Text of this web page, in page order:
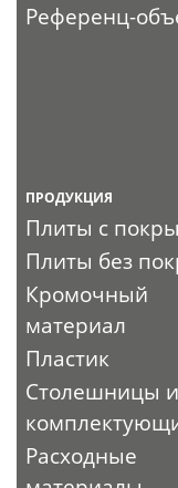
Референц-
ПРОДУКЦИЯ
Плиты с
Плиты без
Кромочный
материал
Пластик
Столешницы и
Расходные